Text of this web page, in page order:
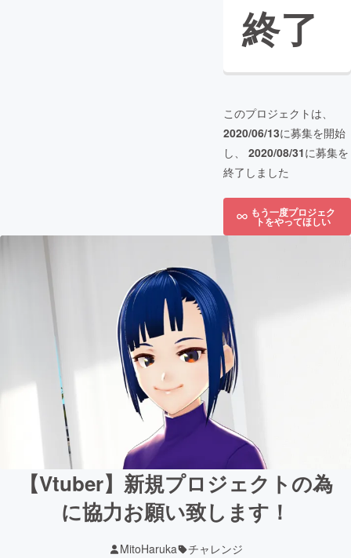
終了
このプロジェクトは、
2020/06/13に募集を開始
し、 2020/08/31に募集を
終了しました
もう一度プロジェク
トをやってほしい
【Vtuber】新規プロジェクトの為
に協力お願い致します！
MitoHaruka チャレンジ